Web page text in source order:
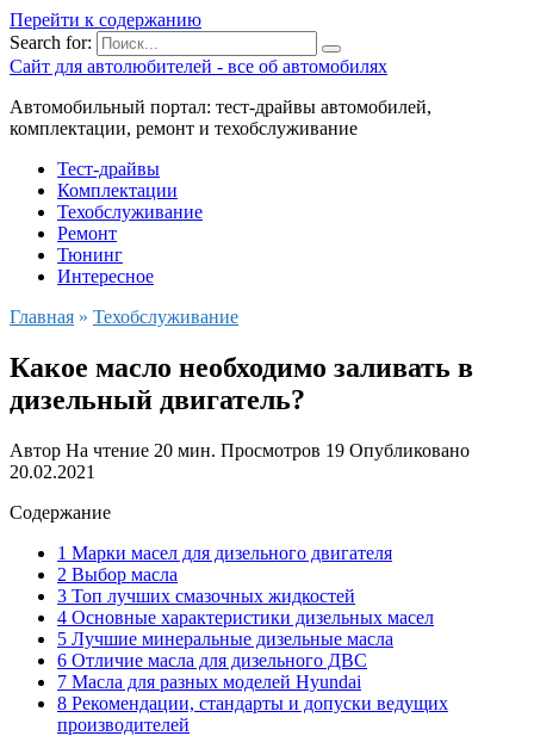
Перейти к содержанию
Search for:
Сайт для автолюбителей - все об автомобилях
Автомобильный портал: тест-драйвы автомобилей,
комплектации, ремонт и техобслуживание
Тест-драйвы
Комплектации
Техобслуживание
Ремонт
Тюнинг
Интересное
Главная » Техобслуживание
Какое масло необходимо заливать в
дизельный двигатель?
Автор На чтение 20 мин. Просмотров 19 Опубликовано
20.02.2021
Содержание
1 Марки масел для дизельного двигателя
2 Выбор масла
3 Топ лучших смазочных жидкостей
4 Основные характеристики дизельных масел
5 Лучшие минеральные дизельные масла
6 Отличие масла для дизельного ДВС
7 Масла для разных моделей Hyundai
8 Рекомендации, стандарты и допуски ведущих
производителей